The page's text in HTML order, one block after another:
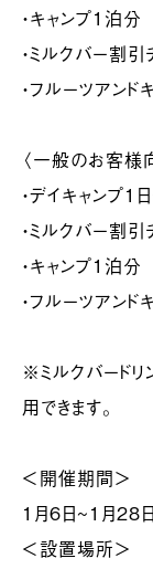
・キャンプ1泊
・ミルクバー割
・フルーツアンド
〈一般のお客様
・デイキャンプ
・ミルクバー割
・キャンプ1泊
・フルーツアンド
※ミルクバードリ
用できます。
＜開催期間＞
1月6日~1月28日
＜設置場所＞